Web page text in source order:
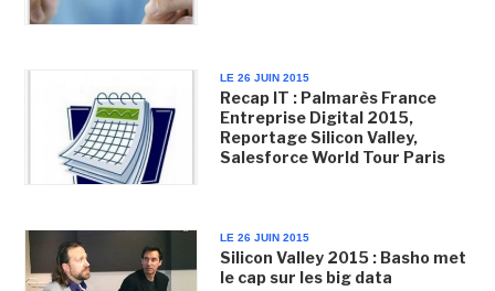
LE 26 JUIN 2015
Recap IT : Palmarès France
Entreprise Digital 2015,
Reportage Silicon Valley,
Salesforce World Tour Paris
LE 26 JUIN 2015
Silicon Valley 2015 : Basho met
le cap sur les big data